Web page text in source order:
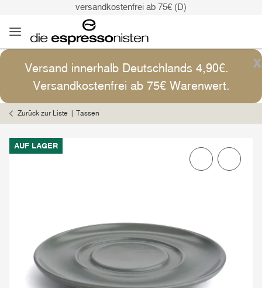
versandkostenfrei ab 75€ (D)
Versand: 4,90€ (D)
versandkostenfrei ab 75€ (D)
Kaffee ist Kunst
x
Versand innerhalb Deutschlands 4,90€.
Versandkostenfrei ab 75€ Warenwert.
Zurück zur Liste Tassen
AUF LAGER